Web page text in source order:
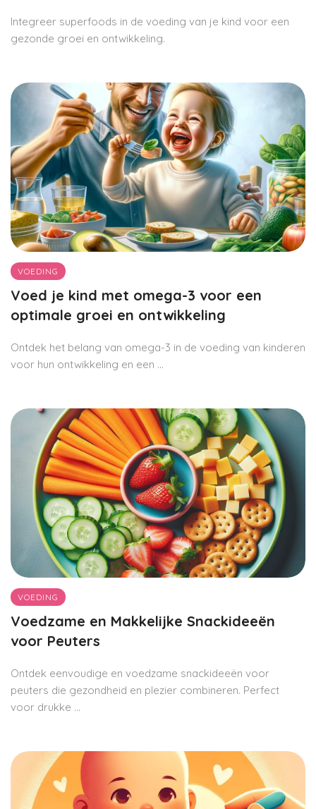
Integreer superfoods in de voeding van je kind voor een
gezonde groei en ontwikkeling.
VOEDING
Voed je kind met omega-3 voor een
optimale groei en ontwikkeling
Ontdek het belang van omega-3 in de voeding van kinderen
voor hun ontwikkeling en een ...
VOEDING
Voedzame en Makkelijke Snackideeën
voor Peuters
Ontdek eenvoudige en voedzame snackideeën voor
peuters die gezondheid en plezier combineren. Perfect
voor drukke ...